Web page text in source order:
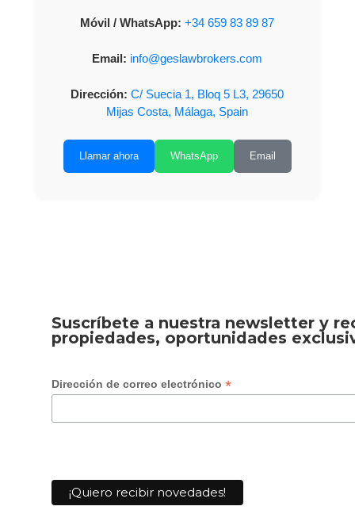
Móvil / WhatsApp: +34 659 83 89 87
Email: info@geslawbrokers.com
Dirección: C/ Suecia 1, Bloq 5 L3, 29650
Mijas Costa, Málaga, Spain
Llamar ahora WhatsApp Email
Suscríbete a nuestra newsletter y
propiedades, oportunidades
Dirección de correo electrónico *